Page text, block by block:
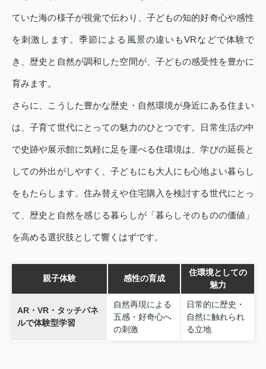
ていた海の様子が視覚で伝わり、子どもの知的好奇心や感性
を刺激します。季節による風景の違いもVRなどで体験で
き、歴史と自然が調和した空間が、子どもの感受性を豊かに
育みます。
さらに、こうした豊かな歴史・自然環境が身近にある住まい
は、子育て世代にとっての魅力のひとつです。日常生活の中
で史跡や展示館に気軽に足を運べる住環境は、学びの延長と
しての外出がしやすく、子どもにも大人にも心地よい暮らし
をもたらします。住み替えや住宅購入を検討する世代にとっ
て、歴史と自然を感じる暮らしが「暮らしそのものの価値」
を高める選択肢として響くはずです。
親子体験 感性の育成
住環境としての
魅力
AR・VR・タッチパネ
ルで体験型学習
自然再現による
五感・好奇心へ
の刺激
日常的に歴史・
自然に触れられ
る立地